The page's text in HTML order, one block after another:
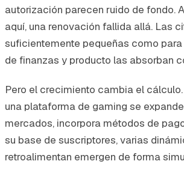
autorización parecen ruido de fondo.
aquí, una renovación fallida allá. Las
suficientemente pequeñas como
de finanzas y producto las absorban
Pero el crecimiento cambia el
una plataforma de gaming se
mercados, incorpora métodos de
su base de suscriptores, varias
retroalimentan emergen de forma